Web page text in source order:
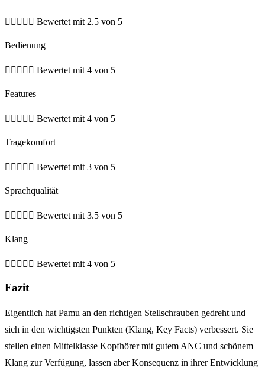
     Bewertet mit 2.5 von 5
Bedienung
     Bewertet mit 4 von 5
Features
     Bewertet mit 4 von 5
Tragekomfort
     Bewertet mit 3 von 5
Sprachqualität
     Bewertet mit 3.5 von 5
Klang
     Bewertet mit 4 von 5
Fazit
Eigentlich hat Pamu an den richtigen Stellschrauben gedreht und
sich in den wichtigsten Punkten (Klang, Key Facts) verbessert. Sie
stellen einen Mittelklasse Kopfhörer mit gutem ANC und schönem
Klang zur Verfügung, lassen aber Konsequenz in ihrer Entwicklung